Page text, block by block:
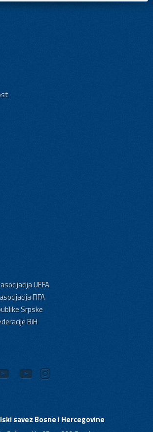
UEFA
FIFA
Srpske
BiH
savez Bosne i Hercegovine